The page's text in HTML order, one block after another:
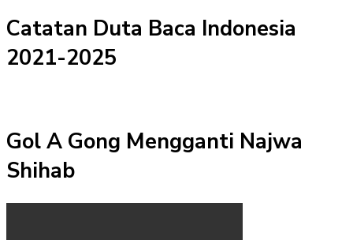
Catatan Duta Baca Indonesia
2021-2025
Gol A Gong Mengganti Najwa
Shihab